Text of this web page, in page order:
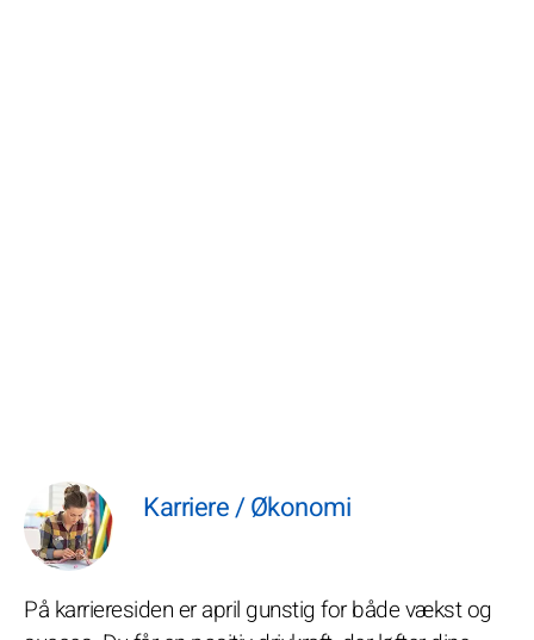
Karriere / Økonomi
På karrieresiden er april gunstig for både vækst og